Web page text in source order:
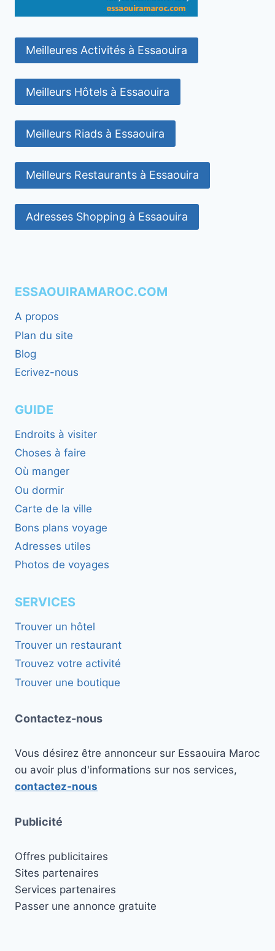
Meilleures Activités à Essaouira
Meilleurs Hôtels à Essaouira
Meilleurs Riads à Essaouira
Meilleurs Restaurants à Essaouira
Adresses Shopping à Essaouira
ESSAOUIRAMAROC.COM
A propos
Plan du site
Blog
Ecrivez-nous
GUIDE
Endroits à visiter
Choses à faire
Où manger
Ou dormir
Carte de la ville
Bons plans voyage
Adresses utiles
Photos de voyages
SERVICES
Trouver un hôtel
Trouver un restaurant
Trouvez votre activité
Trouver une boutique
Contactez-nous
Vous désirez être annonceur sur Essaouira Maroc
ou avoir plus d'informations sur nos services,
contactez-nous
Publicité
Offres publicitaires
Sites partenaires
Services partenaires
Passer une annonce gratuite